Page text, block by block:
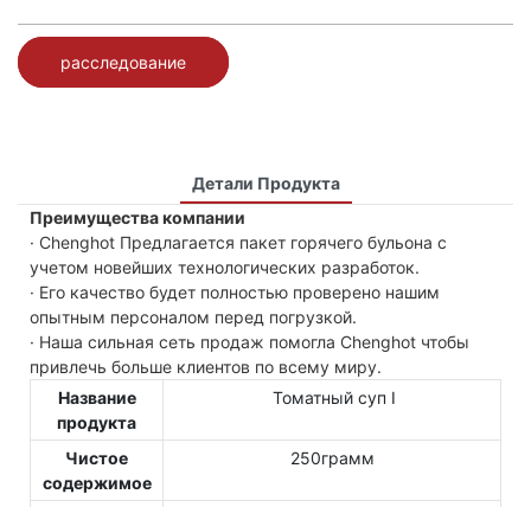
расследование
Детали Продукта
Преимущества компании
· Chenghot Предлагается пакет горячего бульона с
учетом новейших технологических разработок.
· Его качество будет полностью проверено нашим
опытным персоналом перед погрузкой.
· Наша сильная сеть продаж помогла Chenghot чтобы
привлечь больше клиентов по всему миру.
Название
продукта
Томатный суп Ⅰ
Чистое
содержимое
250грамм